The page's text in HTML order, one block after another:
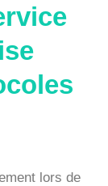
lors de